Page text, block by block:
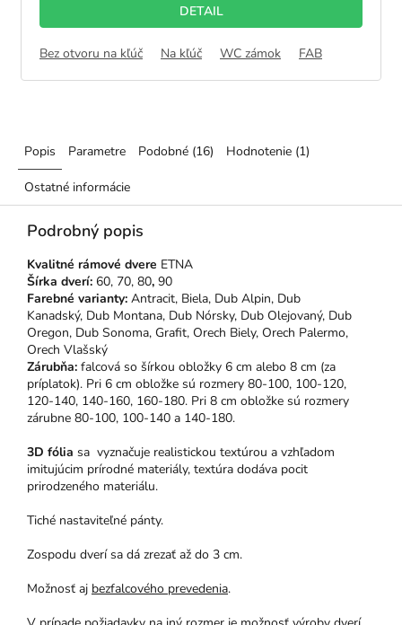
DETAIL
Bez otvoru na kľúč Na kľúč WC zámok FAB
Popis Parametre Podobné (16) Hodnotenie (1)
Ostatné informácie
Podrobný popis
Kvalitné rámové dvere ETNA
Šírka dverí: 60, 70, 80, 90
Farebné varianty: Antracit, Biela, Dub Alpin, Dub
Kanadský, Dub Montana, Dub Nórsky, Dub Olejovaný, Dub
Oregon, Dub Sonoma, Grafit, Orech Biely, Orech Palermo,
Orech Vlašský
Zárubňa: falcová so šírkou obložky 6 cm alebo 8 cm (za
príplatok). Pri 6 cm obložke sú rozmery 80-100, 100-120,
120-140, 140-160, 160-180. Pri 8 cm obložke sú rozmery
zárubne 80-100, 100-140 a 140-180.
3D fólia sa vyznačuje realistickou textúrou a vzhľadom
imitujúcim prírodné materiály, textúra dodáva pocit
prirodzeného materiálu.
Tiché nastaviteľné pánty.
Zospodu dverí sa dá zrezať až do 3 cm.
Možnosť aj bezfalcového prevedenia.